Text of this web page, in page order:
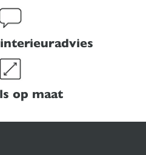
op maat